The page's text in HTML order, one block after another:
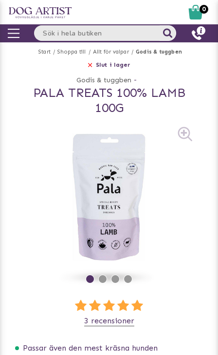
Start Shoppa till Allt för valpar Godis & tuggben
Slut i lager
Godis & tuggben -
PALA TREATS 100% LAMB
100G
Passar även den mest kräsna hunden
3 recensioner
0